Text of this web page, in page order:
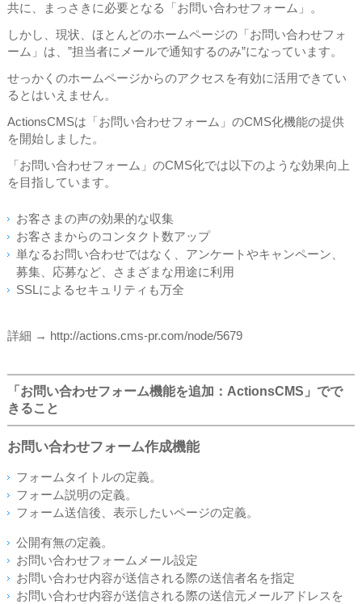
共に、まっさきに必要となる「お問い合わせフォーム」。
しかし、現状、ほとんどのホームページの「お問い合わせフォ
ーム」は、”担当者にメールで通知するのみ”になっています。
せっかくのホームページからのアクセスを有効に活用できてい
るとはいえません。
ActionsCMSは「お問い合わせフォーム」のCMS化機能の提供
を開始しました。
「お問い合わせフォーム」のCMS化では以下のような効果向上
を目指しています。
お客さまの声の効果的な収集
お客さまからのコンタクト数アップ
単なるお問い合わせではなく、アンケートやキャンペーン、
募集、応募など、さまざまな用途に利用
SSLによるセキュリティも万全
詳細 → http://actions.cms-pr.com/node/5679
「お問い合わせフォーム機能を追加：ActionsCMS」でで
きること
お問い合わせフォーム作成機能
フォームタイトルの定義。
フォーム説明の定義。
フォーム送信後、表示したいページの定義。
公開有無の定義。
お問い合わせフォームメール設定
お問い合わせ内容が送信される際の送信者名を指定
お問い合わせ内容が送信される際の送信元メールアドレスを